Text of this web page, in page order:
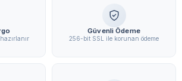
Güvenli Ödeme
256-bit SSL ile korunan ödeme